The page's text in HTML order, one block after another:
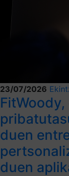
23/07/2026
duen
duen